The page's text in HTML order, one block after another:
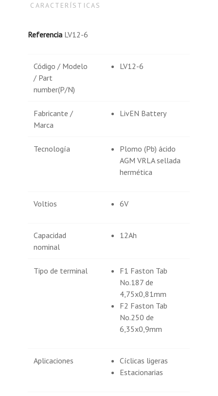
CARACTERÍSTICAS
Referencia LV12-6
Código / Modelo
/ Part
number(P/N)
LV12-6
Fabricante /
Marca
LivEN Battery
Tecnología
Plomo (Pb) ácido
AGM VRLA sellada
hermética
Voltios 6V
Capacidad
nominal
12Ah
Tipo de terminal
F1 Faston Tab
No.187 de
4,75x0,81mm
F2 Faston Tab
No.250 de
6,35x0,9mm
Aplicaciones
Cíclicas ligeras
Estacionarias